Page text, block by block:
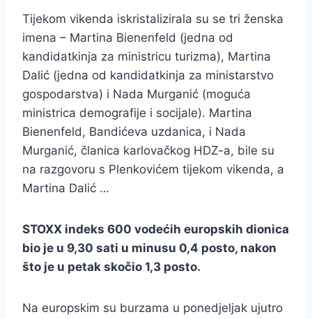
Tijekom vikenda iskristalizirala su se tri ženska
imena – Martina Bienenfeld (jedna od
kandidatkinja za ministricu turizma), Martina
Dalić (jedna od kandidatkinja za ministarstvo
gospodarstva) i Nada Murganić (moguća
ministrica demografije i socijale). Martina
Bienenfeld, Bandićeva uzdanica, i Nada
Murganić, članica karlovačkog HDZ-a, bile su
na razgovoru s Plenkovićem tijekom vikenda, a
Martina Dalić …
STOXX indeks 600 vodećih europskih dionica
bio je u 9,30 sati u minusu 0,4 posto, nakon
što je u petak skočio 1,3 posto.
Na europskim su burzama u ponedjeljak ujutro